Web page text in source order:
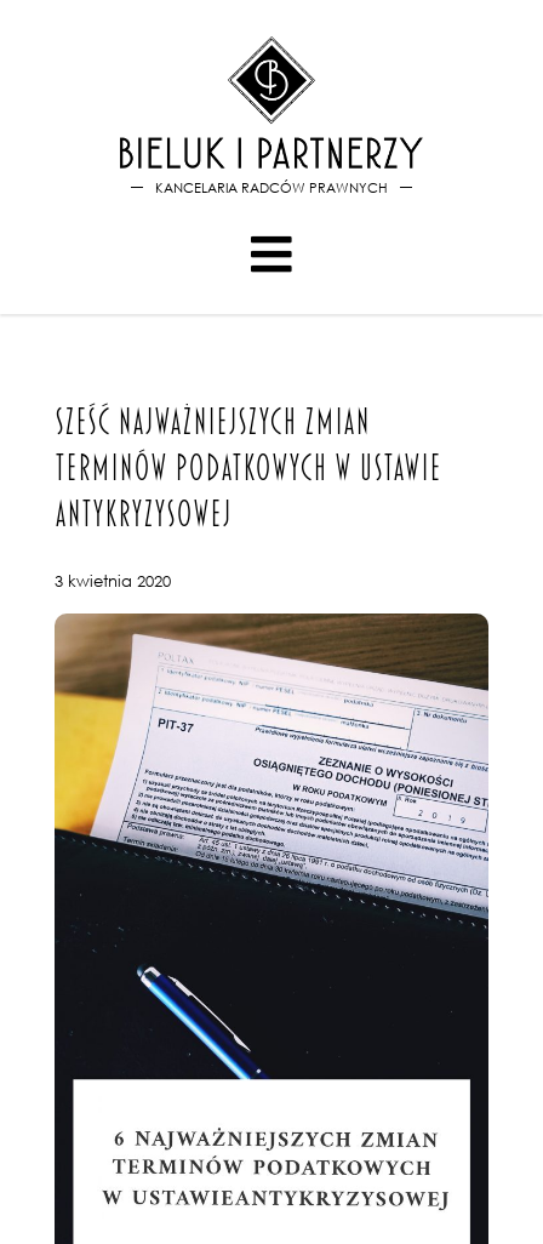
KANCELARIA RADCÓW PRAWNYCH
SZEŚĆ NAJWAŻNIEJSZYCH ZMIAN
TERMINÓW PODATKOWYCH W USTAWIE
ANTYKRYZYSOWEJ
3 kwietnia 2020